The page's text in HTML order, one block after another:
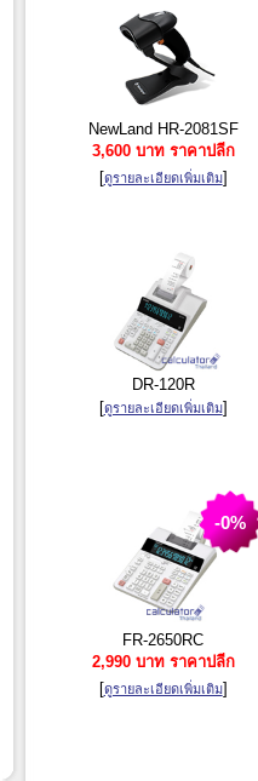
NewLand HR-2081SF
3,600 บาท ราคาปลีก
[ดูรายละเอียดเพิ่มเติม]
DR-120R
[ดูรายละเอียดเพิ่มเติม]
FR-2650RC
2,990 บาท ราคาปลีก
[ดูรายละเอียดเพิ่มเติม]
-0%